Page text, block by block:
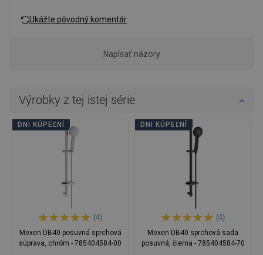
Ukážte pôvodný komentár
Napísať názory
Výrobky z tej istej série
DNI KÚPEĽNÍ
(4)
Mexen DB40 posuvná sprchová
súprava, chróm - 785404584-00
DNI KÚPEĽNÍ
(4)
Mexen DB40 sprchová sada
posuvná, čierna - 785404584-70